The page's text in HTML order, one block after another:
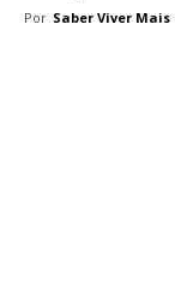
Por Saber Viver Mais